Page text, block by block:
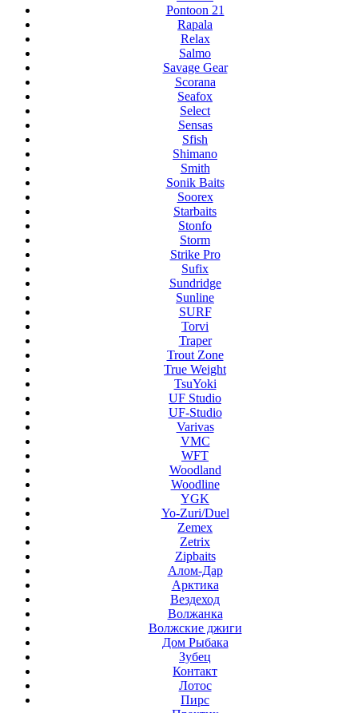
Pontoon 21
Rapala
Relax
Salmo
Savage Gear
Scorana
Seafox
Select
Sensas
Sfish
Shimano
Smith
Sonik Baits
Soorex
Starbaits
Stonfo
Storm
Strike Pro
Sufix
Sundridge
Sunline
SURF
Torvi
Traper
Trout Zone
True Weight
TsuYoki
UF Studio
UF-Studio
Varivas
VMC
WFT
Woodland
Woodline
YGK
Yo-Zuri/Duel
Zemex
Zetrix
Zipbaits
Алом-Дар
Арктика
Вездеход
Волжанка
Волжские джиги
Дом Рыбака
Зубец
Контакт
Лотос
Пирс